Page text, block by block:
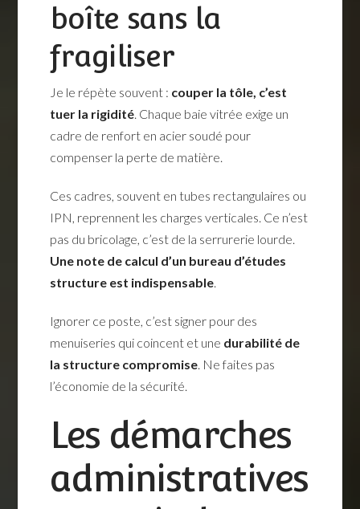
boîte sans la
fragiliser
Je le répète souvent : couper la tôle, c’est
tuer la rigidité. Chaque baie vitrée exige un
cadre de renfort en acier soudé pour
compenser la perte de matière.
Ces cadres, souvent en tubes rectangulaires ou
IPN, reprennent les charges verticales. Ce n’est
pas du bricolage, c’est de la serrurerie lourde.
Une note de calcul d’un bureau d’études
structure est indispensable.
Ignorer ce poste, c’est signer pour des
menuiseries qui coincent et une durabilité de
la structure compromise. Ne faites pas
l’économie de la sécurité.
Les démarches
administratives